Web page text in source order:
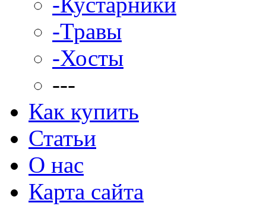
-Травы
-Хосты
---
Как купить
Статьи
О нас
Карта сайта